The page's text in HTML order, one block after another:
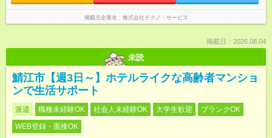
掲載元企業名 株式会社テクノ・サービス
掲載日：2026.08.04
未読
鯖江市【週3日～】ホテルライクな高齢者マンショ
ンで生活サポート
派遣 職種未経験OK 社会人未経験OK 大学生歓迎
ブランクOK
WEB登録・面接OK